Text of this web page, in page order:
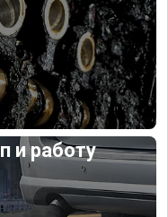
и работу